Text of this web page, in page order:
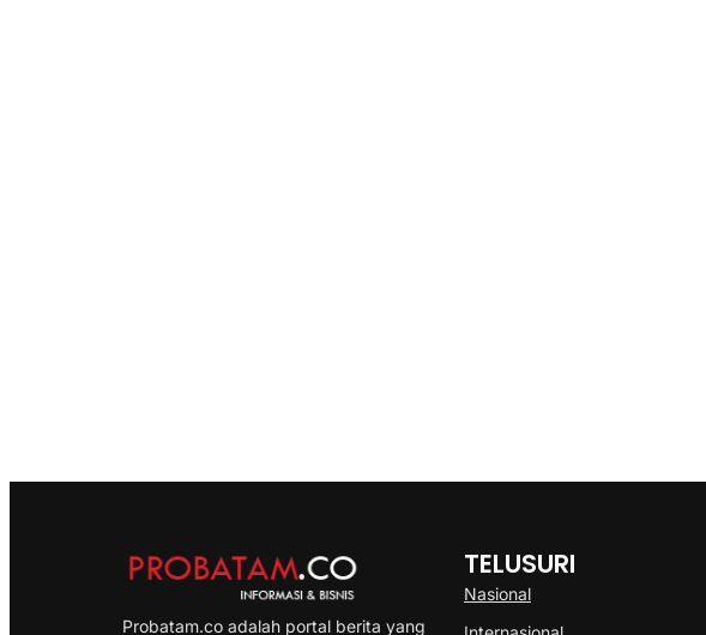
Probatam.co adalah portal berita yang
TELUSURI
Nasional